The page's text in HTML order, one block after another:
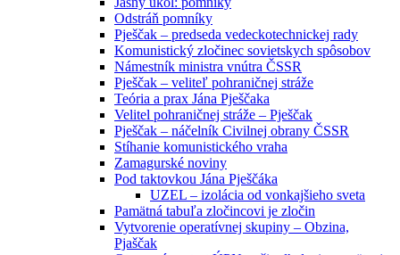
Odstráň pomníky
Pješčak – predseda vedeckotechnickej rady
Komunistický zločinec sovietskych spôsobov
Námestník ministra vnútra ČSSR
Pješčak – veliteľ pohraničnej stráže
Teória a prax Jána Pješčaka
Velitel pohraničnej stráže – Pješčak
Pješčak – náčelník Civilnej obrany ČSSR
Stíhanie komunistického vraha
Zamagurské noviny
Pod taktovkou Jána Pješčáka
UZEL – izolácia od vonkajšieho sveta
Pamätná tabuľa zločincovi je zločin
Vytvorenie operatívnej skupiny – Obzina,
Pjaščak